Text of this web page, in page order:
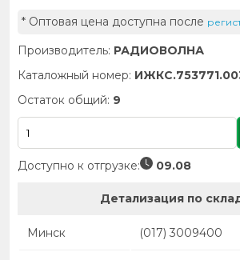
* Оптовая цена доступна после
Производитель: РАДИОВОЛНА
Каталожный номер:
Остаток общий: 9
Доступно к отгрузке: 09.08
Детализация по
Минск (017) 3009400